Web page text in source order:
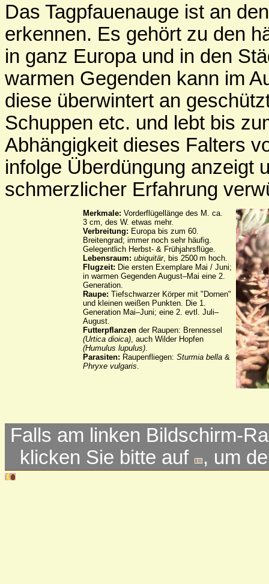
Das Tagpfauenauge ist an
erkennen. Es gehört zu den
in ganz Europa und in den
warmen Gegenden kann im
diese überwintert an
Schuppen etc. und lebt bis
Abhängigkeit dieses Falters
infolge Überdüngung anzeigt
schmerzlicher Erfahrung
Merkmale: Vorderflügellänge des M. ca.
3 cm, des W. etwas mehr.
Verbreitung: Europa bis zum 60.
Breitengrad; immer noch sehr häufig.
Gelegentlich Herbst- & Frühjahrsflüge.
Lebensraum: ubiquitär, bis 2500 m hoch.
Flugzeit: Die ersten Exemplare Mai / Juni;
in warmen Gegenden August–Mai eine 2.
Generation.
Raupe: Tiefschwarzer Körper mit "Dornen"
und kleinen weißen Punkten. Die 1.
Generation Mai–Juni; eine 2. evtl. Juli–
August.
Futterpflanzender Raupen: Brennessel
(Urtica dioica), auch Wilder Hopfen
(Humulus lupulus).
Parasiten: Raupenfliegen: Sturmia bella&
Phryxe vulgaris.
Falls am linken Bildschirm-
klicken Sie bitte auf
, um